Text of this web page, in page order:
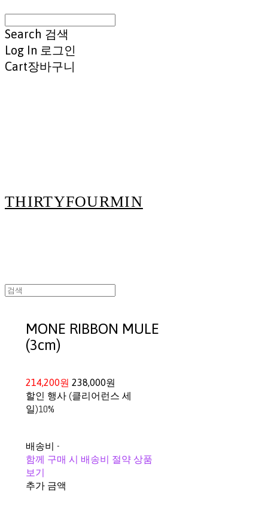
Search 검색
Log In 로그인
Cart장바구니
THIRTYFOURMIN
MONE RIBBON MULE
(3cm)
214,200원 238,000원
할인 행사 (클리어런스 세
일)10%
배송비 -
함께 구매 시 배송비 절약 상품
보기
추가 금액